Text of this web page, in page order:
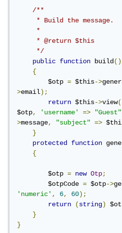
/**
     * Build the message.
     *
     * @return $this
     */
public
function build()
{
        $otp
= $this->
>email);
return $this->view
$otp, 'username' =>
>message, "subject" =>
}
protected
function
{
        $otp
= new Otp;
        $otpCode
= $otp->
'numeric', 6, 60);
return
(string)
}
}